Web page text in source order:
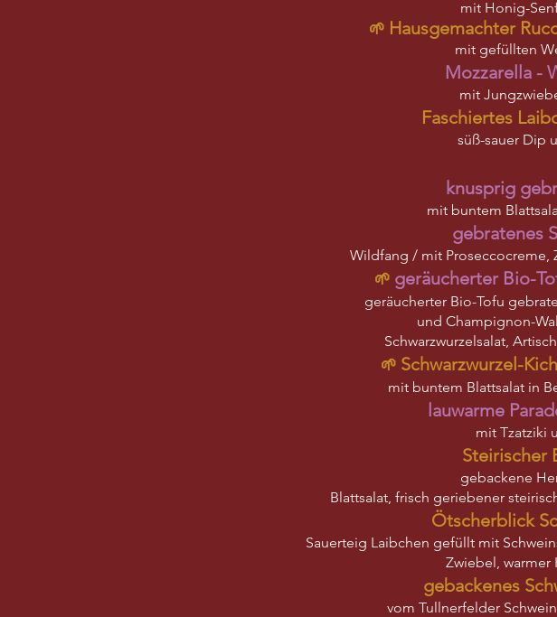
mit Honig-
🌱 Hausgemachter
mit gefüllten
Mozzarella -
mit
Faschiertes
süß-sauer Dip
knusprig
mit buntem
gebratenes
Wildfang / mit Proseccocreme,
🌱 geräucherter Bio-
geräucherter Bio-Tofu
und Champignon-
Schwarzwurzelsalat,
🌱 Schwarzwurzel-
mit buntem Blattsalat in
lauwarme
mit
Steirischer
gebackene
Blattsalat, frisch geriebener
Ötscherblick
Sauerteig Laibchen gefüllt mit
Zwiebel, warmer
gebackenes
vom Tullnerfelder